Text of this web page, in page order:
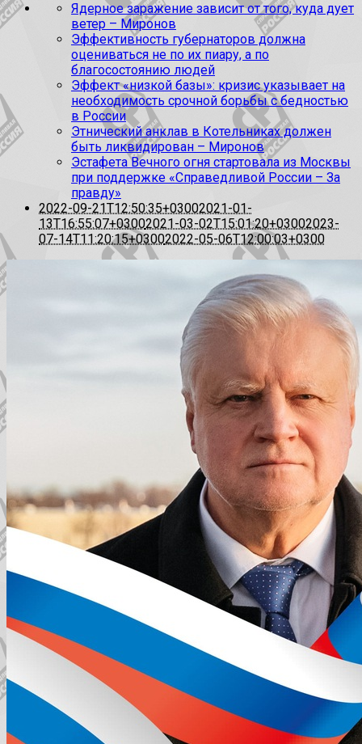
Ядерное заражение зависит от того, куда дует
ветер – Миронов
Эффективность губернаторов должна
оцениваться не по их пиару, а по
благосостоянию людей
Эффект «низкой базы»: кризис указывает на
необходимость срочной борьбы с бедностью
в России
Этнический анклав в Котельниках должен
быть ликвидирован – Миронов
Эстафета Вечного огня стартовала из Москвы
при поддержке «Справедливой России – За
правду»
2022-09-21T12:50:35+03002021-01-
13T16:55:07+03002021-03-02T15:01:20+03002023-
07-14T11:20:15+03002022-05-06T12:00:03+0300